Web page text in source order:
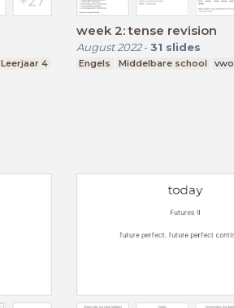
Leerjaar 4
week 2: tense revision
August 2022- 31 slides
Engels Middelbare school vwo